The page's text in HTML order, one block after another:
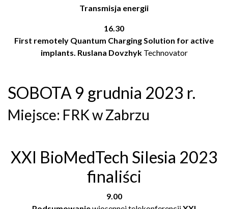
Transmisja energii
16.30
First remotely Quantum Charging Solution for active
implants. Ruslana Dovzhyk Technovator
SOBOTA 9 grudnia 2023 r.
Miejsce: FRK w Zabrzu
XXI BioMedTech Silesia 2023
finaliści
9.00